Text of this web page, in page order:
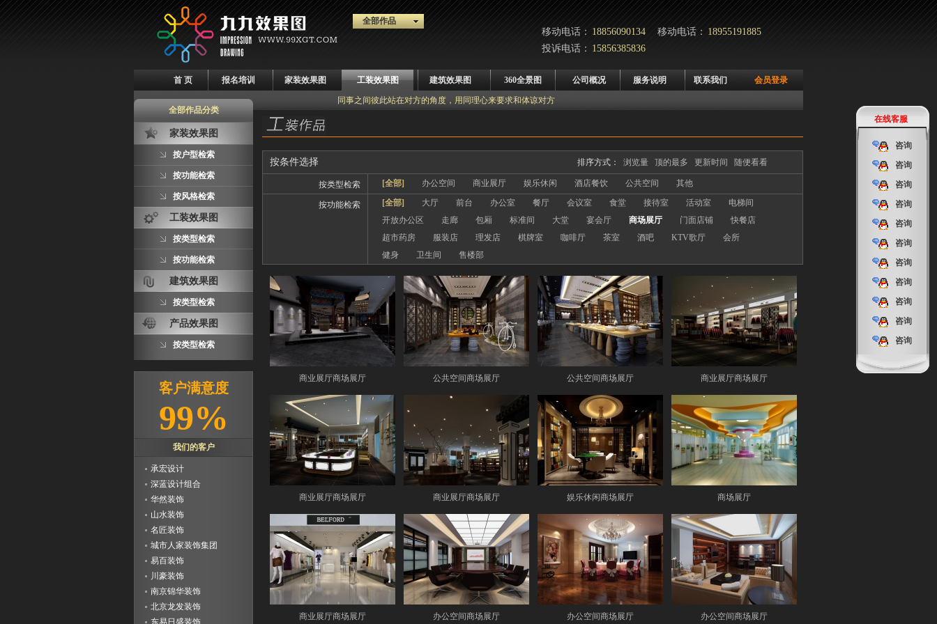
全部作品
移动电话： 18856090134 移动电话： 18955191885
投诉电话： 15856385836
首 页 报名培训 家装效果图 工装效果图 建筑效果图 360全景图 公司概况 服务说明 联系我们 会员登录
我们一起为业主提供更好的装修设计服务!
同事之间彼此站在对方的角度，用同理心来要求和体谅对方
解决室内设计后端表现问题，推动中国室内设计产业发展!
全部作品分类
家装效果图
按户型检索
按功能检索
按风格检索
工装效果图
按类型检索
按功能检索
建筑效果图
按类型检索
产品效果图
按类型检索
客户满意度
99%
我们的客户
宁德市福家装饰工程有限
公司
香港一度设计
艺源建筑
M4设计组
承宏设计
深蓝设计组合
华然装饰
山水装饰
名匠装饰
城市人家装饰集团
易百装饰
川豪装饰
南京锦华装饰
北京龙发装饰
东易日盛装饰
按条件选择 排序方式： 浏览量 顶的最多 更新时间 随便看看
按类型检索 [全部] 办公空间 商业展厅 娱乐休闲 酒店餐饮 公共空间 其他
按功能检索 [全部] 大厅 前台 办公室 餐厅 会议室 食堂 接待室 活动室
电梯间
开放办公区
走廊 包厢 标准间 大堂 宴会厅 商场展厅 门面店铺
快餐店
超市药房
服装店 理发店 棋牌室 咖啡厅 茶室 酒吧 KTV歌厅
会所
健身
卫生间 售楼部
商业展厅商场展厅 公共空间商场展厅 公共空间商场展厅 商业展厅商场展厅
商业展厅商场展厅 商业展厅商场展厅 娱乐休闲商场展厅 商场展厅
商业展厅商场展厅 办公空间商场展厅 办公空间商场展厅 办公空间商场展厅
在线客服
咨询
咨询
咨询
咨询
咨询
咨询
咨询
咨询
咨询
咨询
咨询